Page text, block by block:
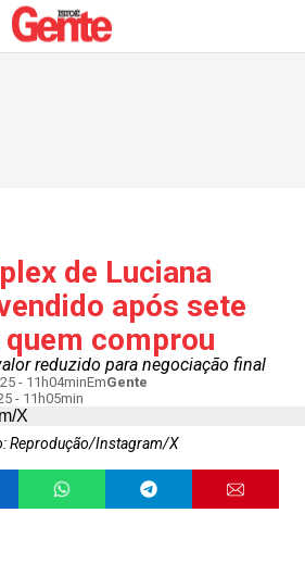
de Luciana
após sete
quem comprou
reduzido para negociação final
- 11h04minEmGente
- 11h05min
Reprodução/Instagram/X